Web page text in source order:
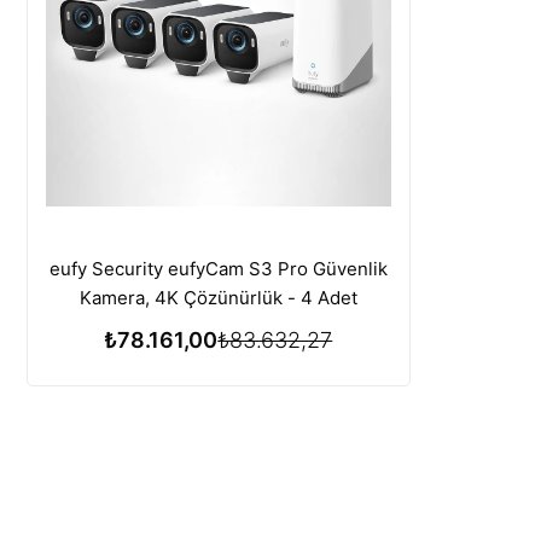
eufy Security eufyCam S3 Pro Güvenlik
Kamera, 4K Çözünürlük - 4 Adet
₺78.161,00₺83.632,27